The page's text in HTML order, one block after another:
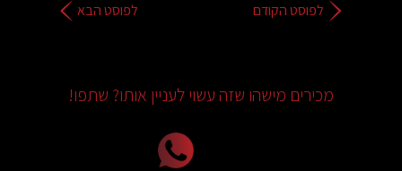
לפוסט הקודם לפוסט הבא
מכירים מישהו שזה עשוי לעניין אותו? שתפו!